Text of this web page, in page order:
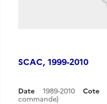
SCAC, 1999-2010
Date 1989-2010 Cote
commande)